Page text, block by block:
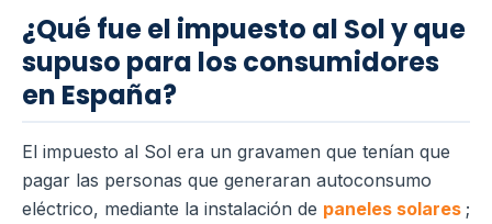
¿Qué fue el impuesto al Sol y que
supuso para los consumidores
en España?
El impuesto al Sol era un gravamen que tenían que
pagar las personas que generaran autoconsumo
eléctrico, mediante la instalación de paneles solares ;